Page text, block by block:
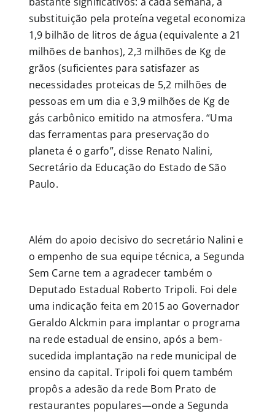
substituição pela proteína vegetal economiza
1,9 bilhão de litros de água (equivalente a 21
milhões de banhos), 2,3 milhões de Kg de
grãos (suficientes para satisfazer as
necessidades proteicas de 5,2 milhões de
pessoas em um dia e 3,9 milhões de Kg de
gás carbônico emitido na atmosfera. “Uma
das ferramentas para preservação do
planeta é o garfo”, disse Renato Nalini,
Secretário da Educação do Estado de São
Paulo.
Além do apoio decisivo do secretário Nalini e
o empenho de sua equipe técnica, a Segunda
Sem Carne tem a agradecer também o
Deputado Estadual Roberto Tripoli. Foi dele
uma indicação feita em 2015 ao Governador
Geraldo Alckmin para implantar o programa
na rede estadual de ensino, após a bem-
sucedida implantação na rede municipal de
ensino da capital. Tripoli foi quem também
propôs a adesão da rede Bom Prato de
restaurantes populares—onde a Segunda